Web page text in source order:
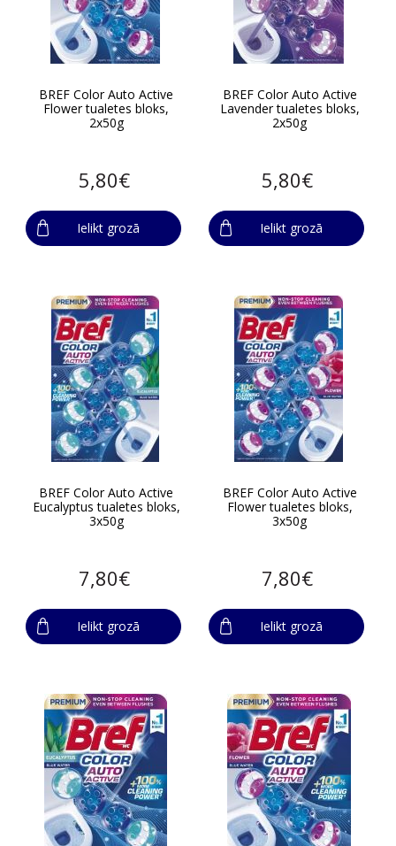
BREF Color Auto Active
Flower tualetes bloks,
2x50g
5,80€
Ielikt grozā
BREF Color Auto Active
Lavender tualetes bloks,
2x50g
5,80€
Ielikt grozā
BREF Color Auto Active
Eucalyptus tualetes bloks,
3x50g
7,80€
Ielikt grozā
BREF Color Auto Active
Flower tualetes bloks,
3x50g
7,80€
Ielikt grozā